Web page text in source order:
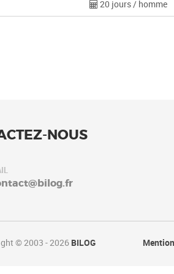
20 jours / homme
NOUS
© 2003 - 2026 BILOG